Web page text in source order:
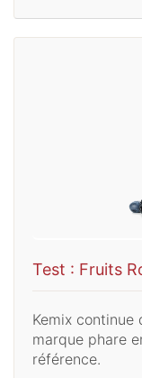
Test : Fruits
Kemix continue
marque phare
référence.